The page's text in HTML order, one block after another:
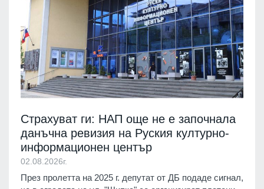
Страхуват ги: НАП още не е започнала
данъчна ревизия на Руския културно-
информационен център
02.08.2026г.
През пролетта на 2025 г. депутат от ДБ подаде сигнал,